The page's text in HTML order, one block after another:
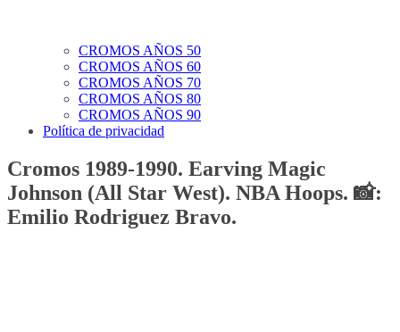
CROMOS AÑOS 50
CROMOS AÑOS 60
CROMOS AÑOS 70
CROMOS AÑOS 80
CROMOS AÑOS 90
Política de privacidad
Cromos 1989-1990. Earving Magic
Johnson (All Star West). NBA Hoops. 📸:
Emilio Rodriguez Bravo.